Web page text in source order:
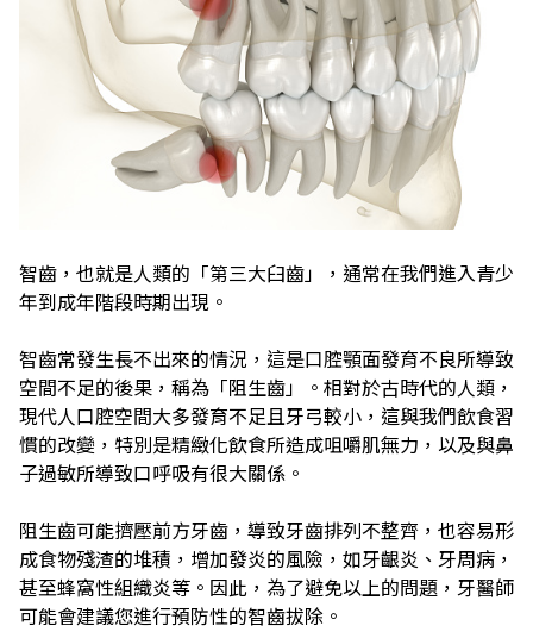
智齒，也就是人類的「第三大臼齒」，通常在我們進入青少
年到成年階段時期出現。
智齒常發生長不出來的情況，這是口腔顎面發育不良所導致
空間不足的後果，稱為「阻生齒」。相對於古時代的人類，
現代人口腔空間大多發育不足且牙弓較小，這與我們飲食習
慣的改變，特別是精緻化飲食所造成咀嚼肌無力，以及與鼻
子過敏所導致口呼吸有很大關係。
阻生齒可能擠壓前方牙齒，導致牙齒排列不整齊，也容易形
成食物殘渣的堆積，增加發炎的風險，如牙齦炎、牙周病，
甚至蜂窩性組織炎等。因此，為了避免以上的問題，牙醫師
可能會建議您進行預防性的智齒拔除。